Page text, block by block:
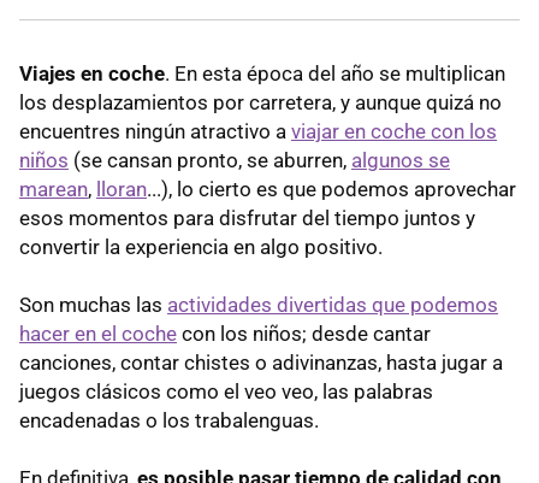
Viajes en coche. En esta época del año se multiplican
los desplazamientos por carretera, y aunque quizá no
encuentres ningún atractivo a viajar en coche con los
niños (se cansan pronto, se aburren, algunos se
marean, lloran...), lo cierto es que podemos aprovechar
esos momentos para disfrutar del tiempo juntos y
convertir la experiencia en algo positivo.
Son muchas las actividades divertidas que podemos
hacer en el coche con los niños; desde cantar
canciones, contar chistes o adivinanzas, hasta jugar a
juegos clásicos como el veo veo, las palabras
encadenadas o los trabalenguas.
En definitiva, es posible pasar tiempo de calidad con